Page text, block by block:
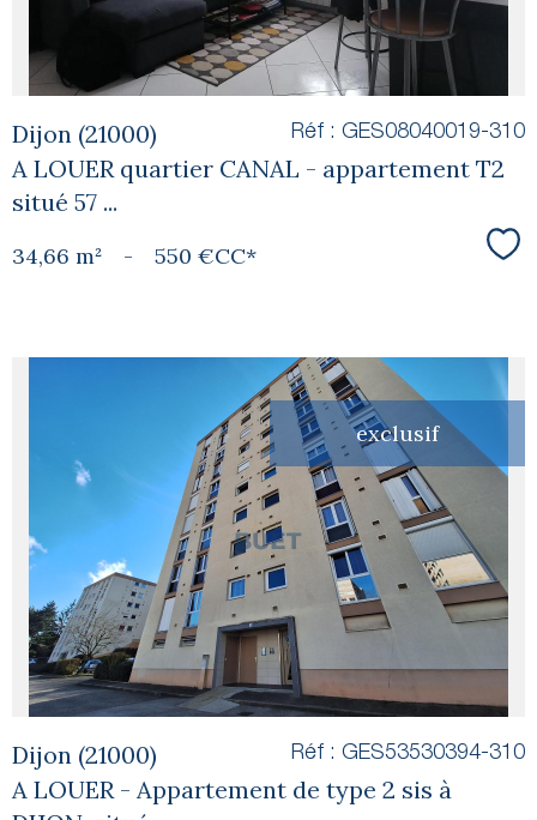
Dijon (21000)
A LOUER quartier CANAL - appartement T2
situé 57 ...
Réf : GES08040019-310
34,66 m² - 550 €CC*
exclusif
voir le
bien
Dijon (21000)
A LOUER - Appartement de type 2 sis à
Réf : GES53530394-310